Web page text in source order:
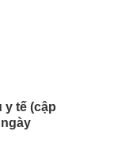
y tế (cập